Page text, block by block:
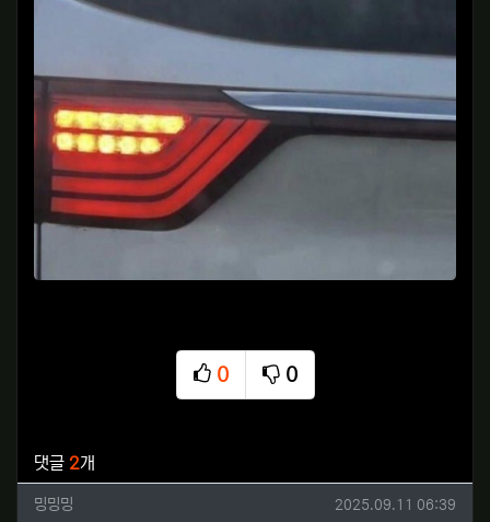
0
추천
0
비추천
댓글 2개
밍밍밍님의 댓글
밍밍밍 작성일
2025.09.11 06:39